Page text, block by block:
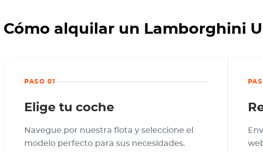
Cómo alquilar un Lamborghini
PASO 01
Elige tu coche
Navegue por nuestra flota y seleccione el
modelo perfecto para sus necesidades.